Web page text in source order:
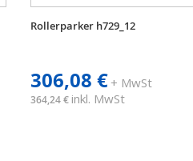
Rollerparker h729_12
306,08 €+ MwSt
364,24 € inkl. MwSt